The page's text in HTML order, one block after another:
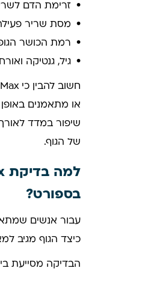
זרימת הדם
מסת שריר
רמת הכושר
גיל, גנטיקה
או מתאמנים
שיפור במדד
של הגוף.
בספורט?
כיצד הגוף מגיב
הבדיקה מסייעת